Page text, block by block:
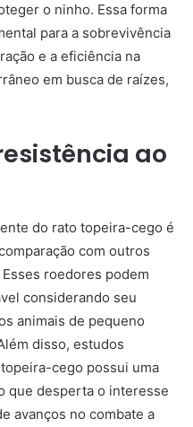
o ninho. Essa forma
para a sobrevivência
e a eficiência na
em busca de raízes,
ao
do rato topeira-cego é
com outros
roedores podem
considerando seu
animais de pequeno
disso, estudos
cego possui uma
que desperta o interesse
avanços no combate a